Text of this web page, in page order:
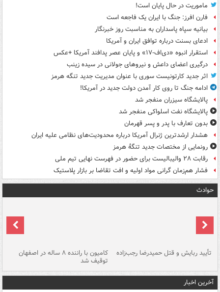
ماموریت در حال پایان است!
فارن افرز: جنگ با ایران یک فاجعه است
بیانیه سپاه پاسداران به مناسبت روز خبرنگار
ادعای بسنت درباره توافق ایران و آمریکا
استقرار انبوه «دی‌اف‑۱۷» و پایان عصر پدافند آمریکا +عکس
درگیری اعضای داعش و نیروهای جولانی در سیده زینب
اثر جدید کارتونیست سوری با عنوان مدیریت جدید تنگه هرمز
ادامه جنگ تا روی کار آمدن دولت جدید در آمریکا!
پالایشگاه سیزران منفجر شد
پالایشگاه نفت اسلواکی منفجر شد
بدون تعارف با پدر و پسر قهرمان
هشدار ارشدترین ژنرال آمریکا درباره محدودیت‌های نظامی علیه ایران
رونمایی از مختصات جدید تنگۀ هرمز
رقابت ۲۸ والیبالیست برای حضور در فهرست نهایی تیم ملی
فشار هم‌زمان گرانی مواد اولیه و افت تقاضا بر بازار پلاستیک
حوادث
تأیید ربایش و قتل حمیدرضا رجب‌زاده کامیون با راننده ۸ ساله در اصفهان
توقیف شد
آخرین اخبار